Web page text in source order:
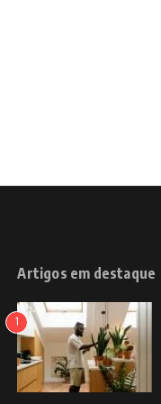
Artigos em destaque
1